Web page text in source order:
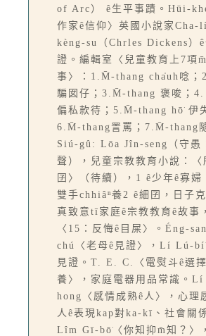
of Arc） ê生平事蹟。Hūi-
作家ê信仰〉英國小說家
kèng-su（Chrles Dickens）ê
證。編輯室〈兒童教育上7項
事〉：1.M̄-thang cha̍uh唸；
騙囡仔；3.M̄-thang 褒唆；
偏私款待；5.M̄-thang hō͘ 伊
6.M̄-thang詈罵；7.M̄-thang
Siú-gû: Lōa Jîn-seng（守愚
聲），兒童宗教教育小說：〈
囝〉（待續），1 ê少年ê寡
雙手chhiâⁿ養2 ê細囝，日子
真致意tī家庭ê宗教教育ê故事
〈15：反悔ê目屎〉。Éng-
chú〈老母ê見證〉，Lí Lú-bí
見證。T. E. C.〈電熨斗ê選
養〉，家庭電器用品常識。
hong〈感情成熟ê人〉，心理
人ê表現kap對ka-kī、社會關
Lîm Gī-bō͘〈你知抑m̄知？〉